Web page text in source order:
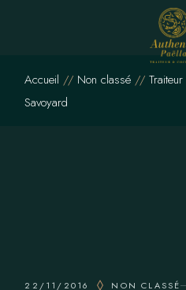
Accueil Non classé
Savoyard
22/11/2016 NON CLASSÉ